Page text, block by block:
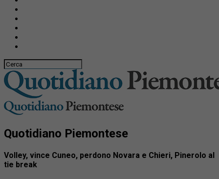
Quotidiano Piemontese
Volley, vince Cuneo, perdono Novara e Chieri, Pinerolo al
tie break